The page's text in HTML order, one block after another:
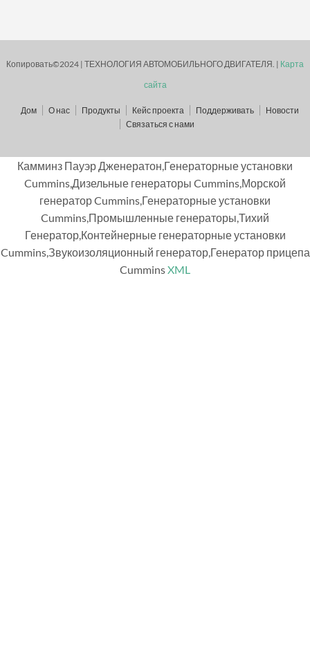
Копировать©2024 | ТЕХНОЛОГИЯ АВТОМОБИЛЬНОГО ДВИГАТЕЛЯ. | Карта
сайта
Дом О нас Продукты Кейс проекта Поддерживать
Новости
Связаться с нами
Камминз Пауэр Дженератон,Генераторные установки
Cummins,Дизельные генераторы Cummins,Морской
генератор Cummins,Генераторные установки
Cummins,Промышленные генераторы,Тихий
Генератор,Контейнерные генераторные установки
Cummins,Звукоизоляционный генератор,Генератор прицепа
CumminsXML